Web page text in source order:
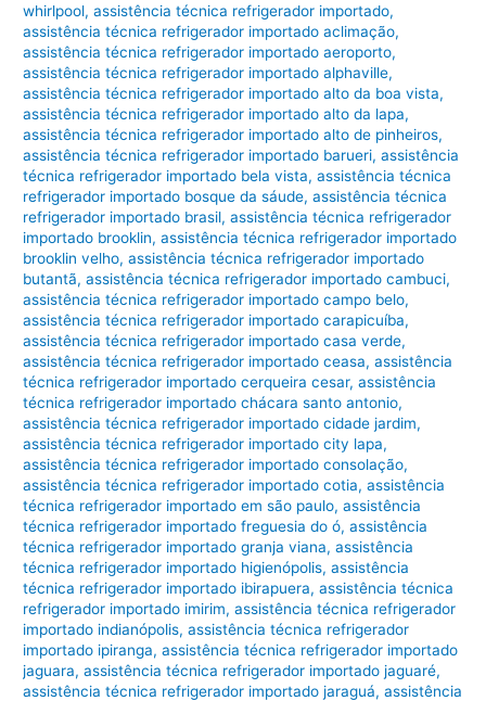
whirlpool,assistência técnica refrigerador importado,
assistência técnica refrigerador importado aclimação,
assistência técnica refrigerador importado aeroporto,
assistência técnica refrigerador importado alphaville,
assistência técnica refrigerador importado alto da boa vista,
assistência técnica refrigerador importado alto da lapa,
assistência técnica refrigerador importado alto de pinheiros,
assistência técnica refrigerador importado barueri,assistência
técnica refrigerador importado bela vista,assistência técnica
refrigerador importado bosque da sáude,assistência técnica
refrigerador importado brasil,assistência técnica refrigerador
importado brooklin,assistência técnica refrigerador importado
brooklin velho,assistência técnica refrigerador importado
butantã,assistência técnica refrigerador importado cambuci,
assistência técnica refrigerador importado campo belo,
assistência técnica refrigerador importado carapicuíba,
assistência técnica refrigerador importado casa verde,
assistência técnica refrigerador importado ceasa,assistência
técnica refrigerador importado cerqueira cesar,assistência
técnica refrigerador importado chácara santo antonio,
assistência técnica refrigerador importado cidade jardim,
assistência técnica refrigerador importado city lapa,
assistência técnica refrigerador importado consolação,
assistência técnica refrigerador importado cotia,assistência
técnica refrigerador importado em são paulo,assistência
técnica refrigerador importado freguesia do ó,assistência
técnica refrigerador importado granja viana,assistência
técnica refrigerador importado higienópolis,assistência
técnica refrigerador importado ibirapuera,assistência técnica
refrigerador importado imirim,assistência técnica refrigerador
importado indianópolis,assistência técnica refrigerador
importado ipiranga,assistência técnica refrigerador importado
jaguara,assistência técnica refrigerador importado jaguaré,
assistência técnica refrigerador importado jaraguá,assistência